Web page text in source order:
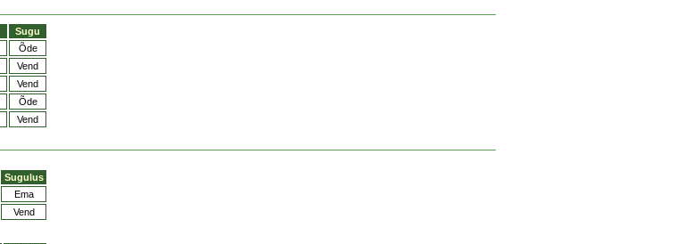
Sugu
Õde
Vend
Vend
Õde
Vend
Sugulus
Ema
Vend